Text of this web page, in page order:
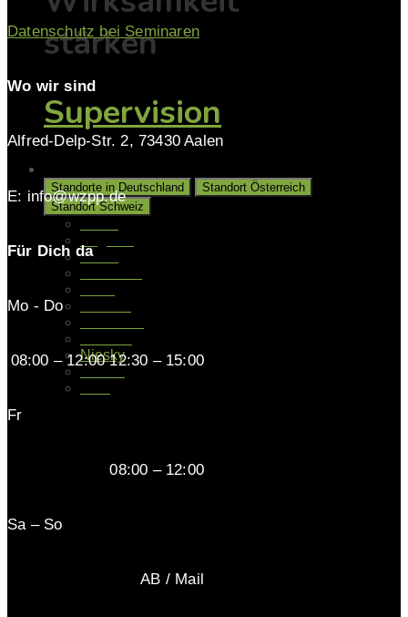
stärken
Supervision
Standorte in Deutschland
Standort Österreich
Standort Schweiz
Berlin
Niesky
Datenschutz bei Seminaren
Wo wir sind
Alfred-Delp-Str. 2, 73430 Aalen
E: info@wzpp.de
Für Dich da
Mo - Do
08:00 – 12:00 12:30 – 15:00
Fr
08:00 – 12:00
Sa – So
AB / Mail